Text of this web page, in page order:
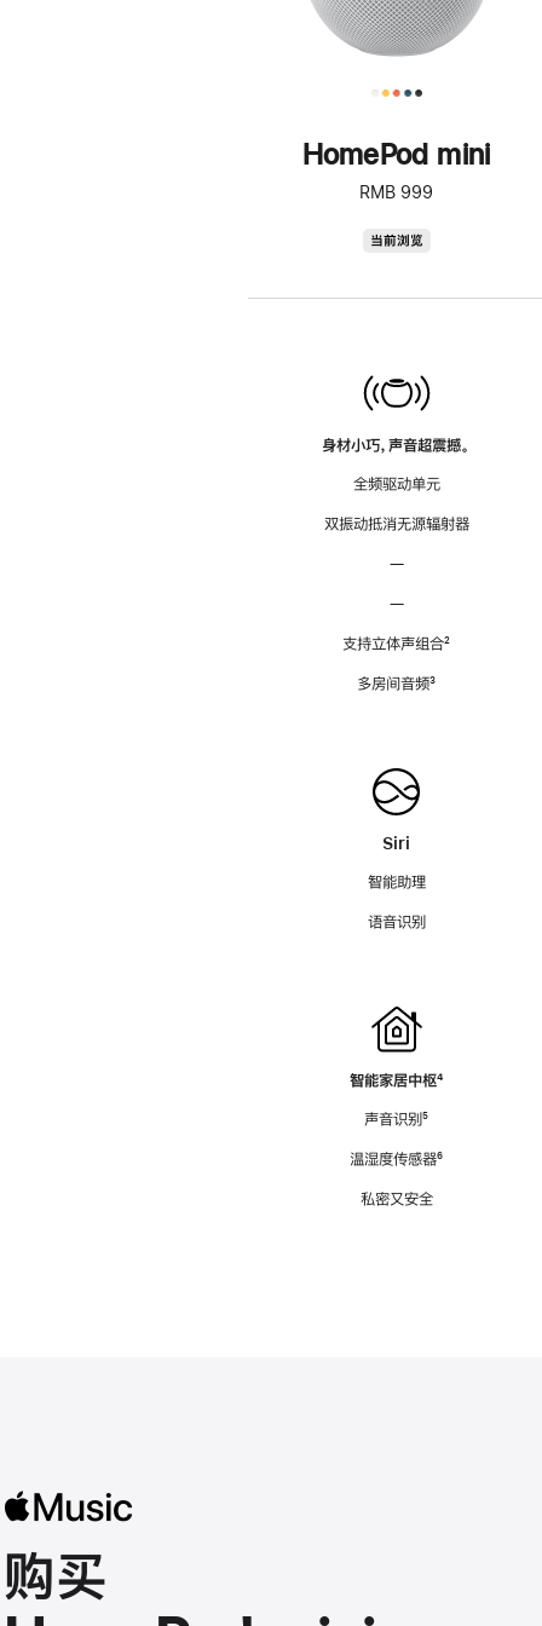
HomePod mini
RMB 999
当前浏览
身材小巧，声音超震撼。
全频驱动单元
双振动抵消无源辐射器
—
—
支持立体声组合脚
²
多房间音频脚
³
Siri
智能助理
语音识别
智能家居中枢脚
⁴
声音识别脚
⁵
温湿度传感器脚
⁶
私密又安全
购买